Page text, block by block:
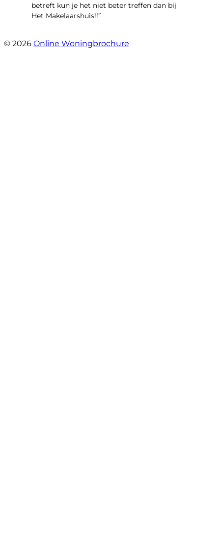
betreft kun je het niet beter treffen dan bij
Het Makelaarshuis!!”
© 2026 Online Woningbrochure